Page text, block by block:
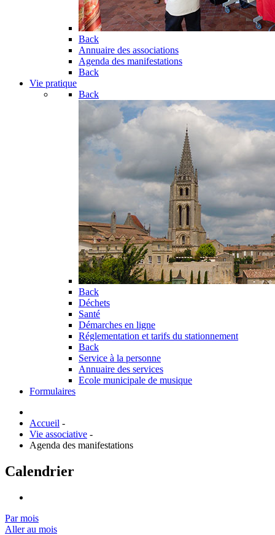
Back
Annuaire des associations
Agenda des manifestations
Back
Vie pratique
Back
Back
Déchets
Santé
Démarches en ligne
Réglementation et tarifs du stationnement
Back
Service à la personne
Annuaire des services
Ecole municipale de musique
Formulaires
Accueil -
Vie associative -
Agenda des manifestations
Calendrier
Par mois
Aller au mois